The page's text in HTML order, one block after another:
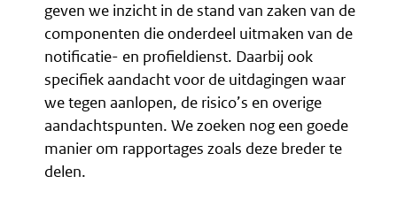
geven we inzicht in de stand van zaken van de
componenten die onderdeel uitmaken van de
notificatie- en profieldienst. Daarbij ook
specifiek aandacht voor de uitdagingen waar
we tegen aanlopen, de risico’s en overige
aandachtspunten. We zoeken nog een goede
manier om rapportages zoals deze breder te
delen.